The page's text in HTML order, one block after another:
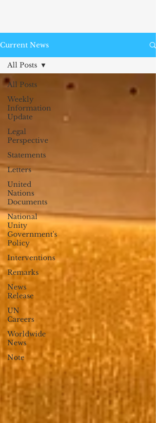
Current News
All Posts
Weekly
Information
Update
Legal
Perspective
Statements
Letters
United
Nations
Documents
National
Unity
Government's
Policy
Interventions
Remarks
News
Release
UN
Careers
Worldwide
News
Note
All Posts